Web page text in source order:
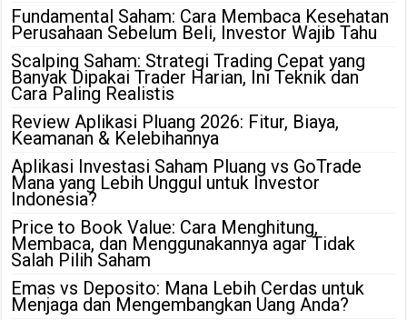
Fundamental Saham: Cara Membaca Kesehatan
Perusahaan Sebelum Beli, Investor Wajib Tahu
Scalping Saham: Strategi Trading Cepat yang
Banyak Dipakai Trader Harian, Ini Teknik dan
Cara Paling Realistis
Review Aplikasi Pluang 2026: Fitur, Biaya,
Keamanan & Kelebihannya
Aplikasi Investasi Saham Pluang vs GoTrade
Mana yang Lebih Unggul untuk Investor
Indonesia?
Price to Book Value: Cara Menghitung,
Membaca, dan Menggunakannya agar Tidak
Salah Pilih Saham
Emas vs Deposito: Mana Lebih Cerdas untuk
Menjaga dan Mengembangkan Uang Anda?